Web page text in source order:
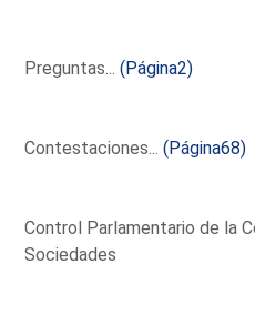
Preguntas...(Página2)
Contestaciones...(Página68)
Control Parlamentario de la
Sociedades